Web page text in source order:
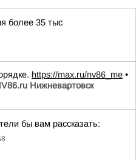
более 35 тыс
https://max.ru/nv86_me •
Нижневартовск
бы вам рассказать: